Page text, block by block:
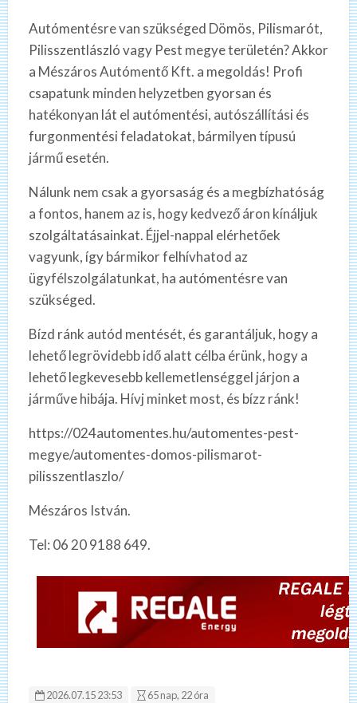
Autómentésre van szükséged Dömös, Pilismarót,
Pilisszentlászló vagy Pest megye területén? Akkor
a Mészáros Autómentő Kft. a megoldás! Profi
csapatunk minden helyzetben gyorsan és
hatékonyan lát el autómentési, autószállítási és
furgonmentési feladatokat, bármilyen típusú
jármű esetén.
Nálunk nem csak a gyorsaság és a megbízhatóság
a fontos, hanem az is, hogy kedvező áron kínáljuk
szolgáltatásainkat. Éjjel-nappal elérhetőek
vagyunk, így bármikor felhívhatod az
ügyfélszolgálatunkat, ha autómentésre van
szükséged.
Bízd ránk autód mentését, és garantáljuk, hogy a
lehető legrövidebb idő alatt célba érünk, hogy a
lehető legkevesebb kellemetlenséggel járjon a
járműve hibája. Hívj minket most, és bízz ránk!
https://024automentes.hu/automentes-pest-
megye/automentes-domos-pilismarot-
pilisszentlaszlo/
Mészáros István.
Tel: 06 20 9188 649.
2026.07.15 23:53 65 nap, 22 óra